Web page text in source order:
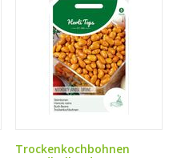
Trockenkochbohnen